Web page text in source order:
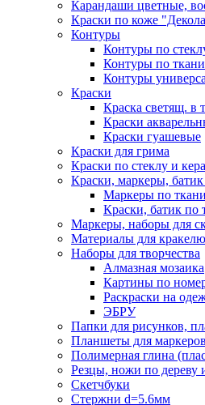
Карандаши цветные,
Краски по коже
Контуры
Контуры по
Контуры по ткани
Контуры
Краски
Краска светящ. в
Краски
Краски гуашевые
Краски для грима
Краски по стеклу и
Краски, маркеры,
Маркеры по ткани
Краски, батик по
Маркеры, наборы для
Материалы для
Наборы для творчества
Алмазная мозаика
Картины по
Раскраски на
ЭБРУ
Папки для рисунков,
Планшеты для
Полимерная глина
Резцы, ножи по дереву
Скетчбуки
Стержни d=5.6мм